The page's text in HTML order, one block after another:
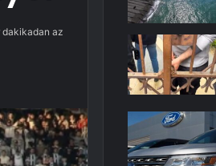
dakikadan az